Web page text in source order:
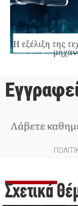
Η εξέλιξη της
Λάβετε
Σχετικά